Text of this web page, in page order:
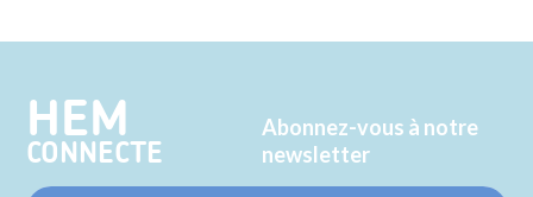
Twitter
Facebook
HEM
CONNECTE
Abonnez-vous à notre
newsletter